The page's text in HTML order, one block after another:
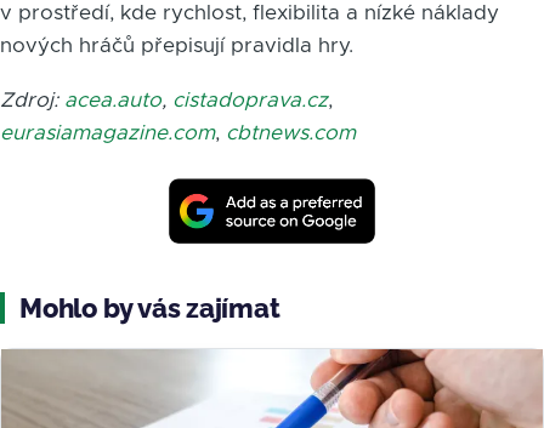
v prostředí, kde rychlost, flexibilita a nízké náklady
nových hráčů přepisují pravidla hry.
Zdroj: acea.auto, cistadoprava.cz,
eurasiamagazine.com, cbtnews.com
Mohlo by vás zajímat